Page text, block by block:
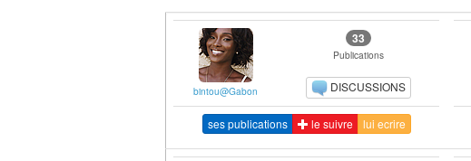
bintou@Gabon
33
Publications
DISCUSSIONS
ses publications le suivre lui ecrire